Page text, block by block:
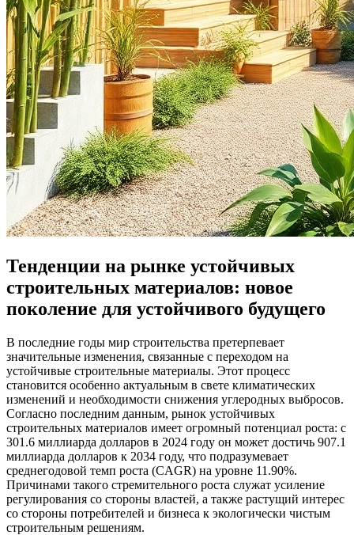
Тенденции на рынке устойчивых
строительных материалов: новое
поколение для устойчивого будущего
В последние годы мир строительства претерпевает
значительные изменения, связанные с переходом на
устойчивые строительные материалы. Этот процесс
становится особенно актуальным в свете климатических
изменений и необходимости снижения углеродных выбросов.
Согласно последним данным, рынок устойчивых
строительных материалов имеет огромный потенциал роста: с
301.6 миллиарда долларов в 2024 году он может достичь 907.1
миллиарда долларов к 2034 году, что подразумевает
среднегодовой темп роста (CAGR) на уровне 11.90%.
Причинами такого стремительного роста служат усиление
регулирования со стороны властей, а также растущий интерес
со стороны потребителей и бизнеса к экологически чистым
строительным решениям.